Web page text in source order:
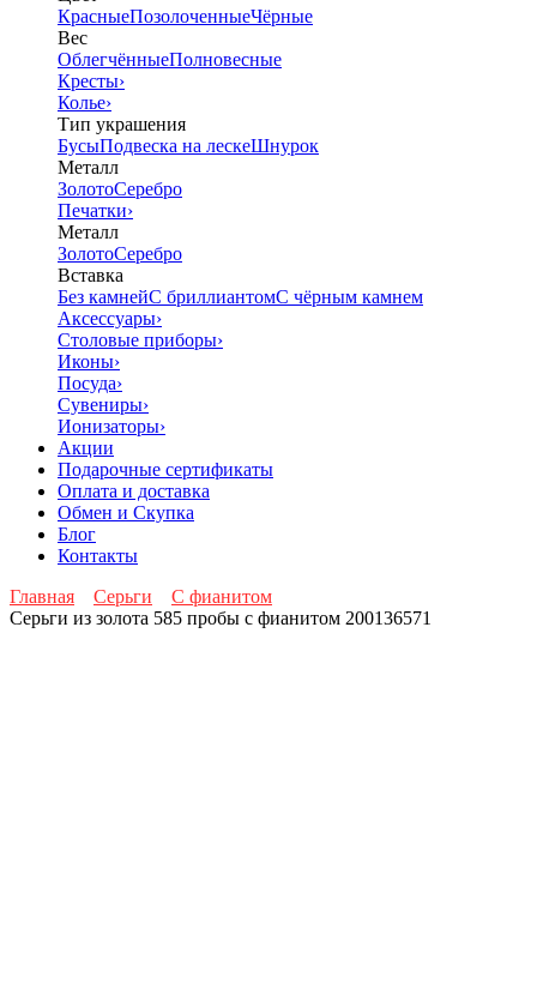
КрасныеПозолоченныеЧёрные
Вес
ОблегчённыеПолновесные
Кресты›
Колье›
Тип украшения
БусыПодвеска на лескеШнурок
Металл
ЗолотоСеребро
Печатки›
Металл
ЗолотоСеребро
Вставка
Без камнейС бриллиантомС чёрным камнем
Аксессуары›
Столовые приборы›
Иконы›
Посуда›
Сувениры›
Ионизаторы›
Акции
Подарочные сертификаты
Оплата и доставка
Обмен и Скупка
Блог
Контакты
Главная
Серьги
С фианитом
Серьги из золота 585 пробы с фианитом 200136571